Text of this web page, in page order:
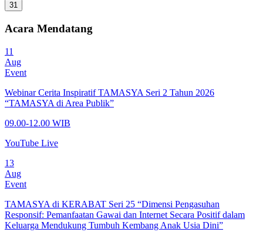
31
Acara Mendatang
11
Aug
Event
Webinar Cerita Inspiratif TAMASYA Seri 2 Tahun 2026
“TAMASYA di Area Publik”
09.00-12.00 WIB
YouTube Live
13
Aug
Event
TAMASYA di KERABAT Seri 25 “Dimensi Pengasuhan
Responsif: Pemanfaatan Gawai dan Internet Secara Positif dalam
Keluarga Mendukung Tumbuh Kembang Anak Usia Dini”